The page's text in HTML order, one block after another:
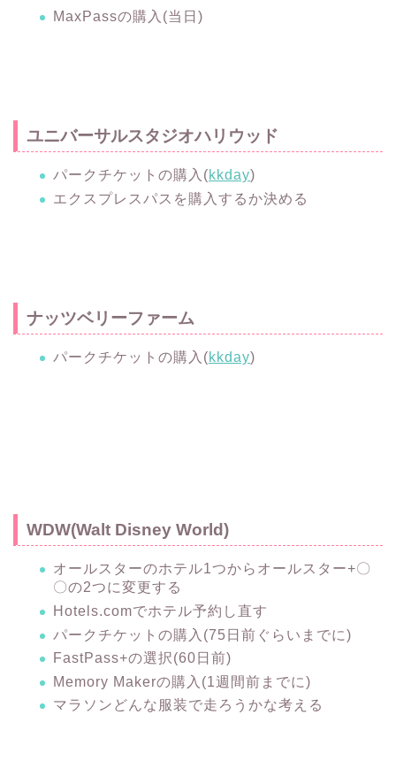
MaxPassの購入(当日)
ユニバーサルスタジオハリウッド
パークチケットの購入(kkday)
エクスプレスパスを購入するか決める
ナッツベリーファーム
パークチケットの購入(kkday)
WDW(Walt Disney World)
オールスターのホテル1つからオールスター+〇
〇の2つに変更する
Hotels.comでホテル予約し直す
パークチケットの購入(75日前ぐらいまでに)
FastPass+の選択(60日前)
Memory Makerの購入(1週間前までに)
マラソンどんな服装で走ろうかな考える